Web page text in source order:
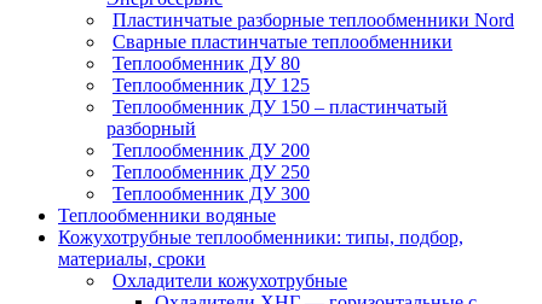
Пластинчатые разборные теплообменники Nord
Сварные пластинчатые теплообменники
Теплообменник ДУ 80
Теплообменник ДУ 125
Теплообменник ДУ 150 – пластинчатый
разборный
Теплообменник ДУ 200
Теплообменник ДУ 250
Теплообменник ДУ 300
Теплообменники водяные
Кожухотрубные теплообменники: типы, подбор,
материалы, сроки
Охладители кожухотрубные